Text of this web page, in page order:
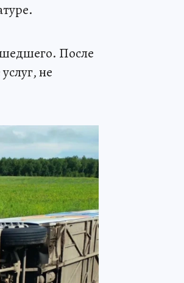
После
не